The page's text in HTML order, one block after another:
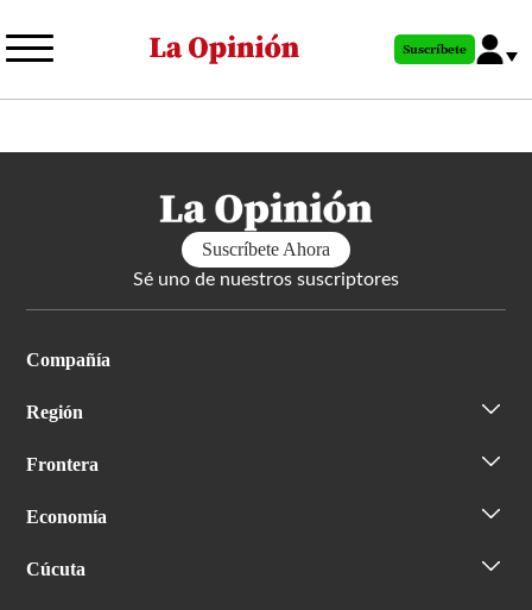
al
principal
Suscríbete
Suscríbete Ahora
Sé uno de nuestros suscriptores
Compañía
Región
Frontera
Economía
Cúcuta